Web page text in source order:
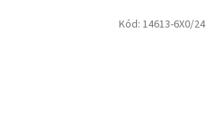
Kód: 14613-6X0/24